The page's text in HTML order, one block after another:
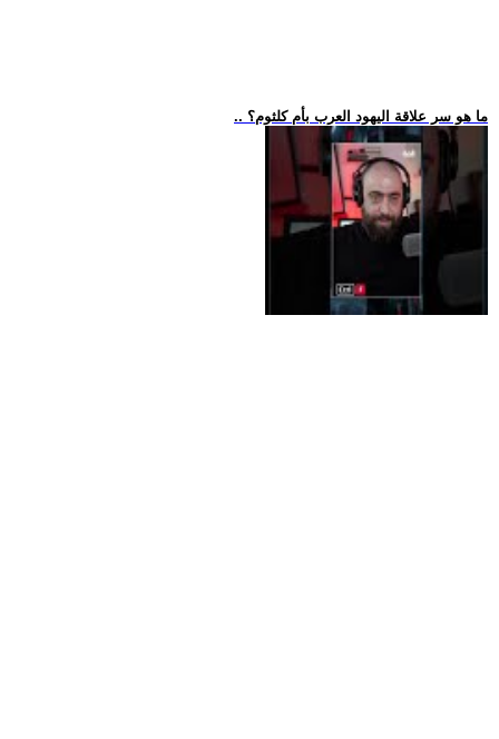
.. ما هو سر علاقة اليهود العرب بأم كلثوم؟